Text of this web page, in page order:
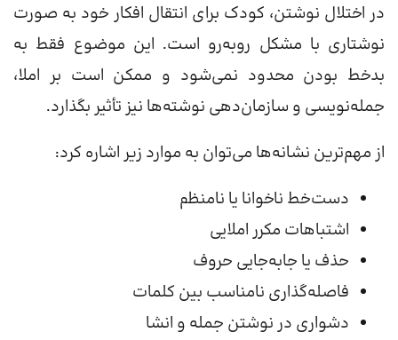
در اختلال نوشتن، کودک برای انتقال افکار خود به صورت
نوشتاری با مشکل روبه‌رو است. این موضوع فقط به
بدخط بودن محدود نمی‌شود و ممکن است بر املا،
جمله‌نویسی و سازمان‌دهی نوشته‌ها نیز تأثیر بگذارد.
از مهم‌ترین نشانه‌ها می‌توان به موارد زیر اشاره کرد:
دست‌خط ناخوانا یا نامنظم
اشتباهات مکرر املایی
حذف یا جابه‌جایی حروف
فاصله‌گذاری نامناسب بین کلمات
دشواری در نوشتن جمله و انشا